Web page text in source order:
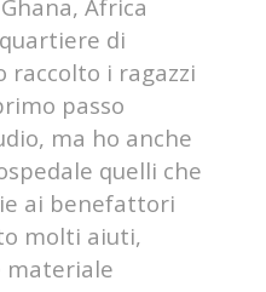
Africa
di
raccolto i ragazzi
passo
ma ho anche
quelli che
ai benefattori
molti aiuti,
materiale